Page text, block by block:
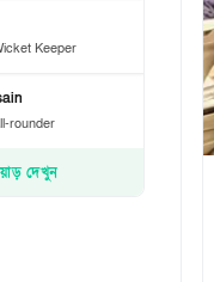
Keeper
rounder
দেখুন